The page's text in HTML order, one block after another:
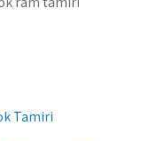
Tamiri